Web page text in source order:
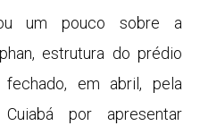
um pouco sobre a
estrutura do prédio
em abril, pela
por apresentar